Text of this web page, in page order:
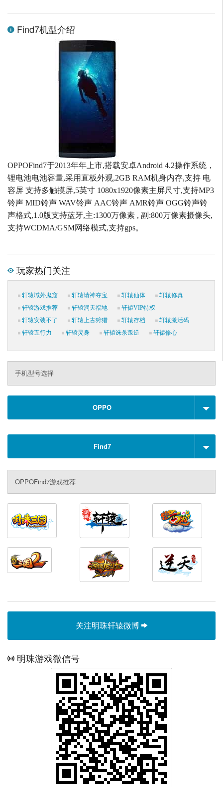
Find7机型介绍
OPPOFind7于2013年年上市,搭载安卓Android 4.2操作系统，
锂电池电池容量,采用直板外观,2GB RAM机身内存,支持 电
容屏 支持多触摸屏,5英寸 1080x1920像素主屏尺寸,支持MP3
铃声 MID铃声 WAV铃声 AAC铃声 AMR铃声 OGG铃声铃
声格式,1.0版支持蓝牙,主:1300万像素 , 副:800万像素摄像头,
支持WCDMA/GSM网络模式,支持gps。
玩家热门关注
轩辕域外鬼窟 轩辕请神夺宝 轩辕仙体
轩辕修真
轩辕游戏推荐
轩辕洞天福地
轩辕VIP特权
轩辕安装不了
轩辕上古狩猎 轩辕存档
轩辕激活码
轩辕五行力
轩辕灵身 轩辕诛杀叛逆 轩辕修心
手机型号选择
OPPO
Find7
OPPOFind7游戏推荐
关注明珠轩辕微博
明珠游戏微信号